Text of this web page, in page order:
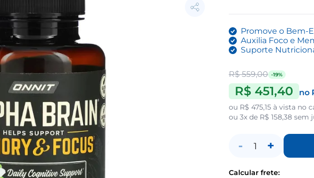
Promove o Bem-
Auxilia Foco e
Suporte
R$ 559,00 -19%
R$ 451,40 no
ou R$ 475,15à vista no
ou 3x de R$ 158,38sem
- 1 +
Calcular frete: